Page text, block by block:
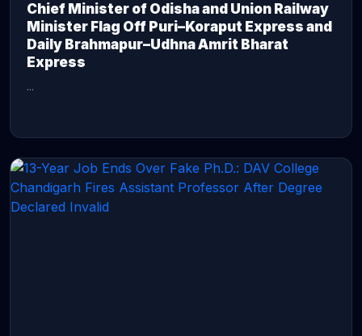
Chief Minister of Odisha and Union Railway
Minister Flag Off Puri–Koraput Express and
Daily Brahmapur–Udhna Amrit Bharat
Express
...